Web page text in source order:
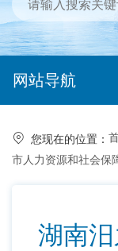
网站导航
您现在的位置：
市人力资源和社会保
湖南